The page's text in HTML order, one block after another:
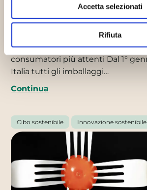
Accetta selezionati
Rifiuta
Imballaggi alimentari
15/06/2022
Una protezione in più
consumatori più attenti Dal 1°
Italia tutti gli imballaggi…
Continua
Cibo sostenibile Innovazione sostenibile